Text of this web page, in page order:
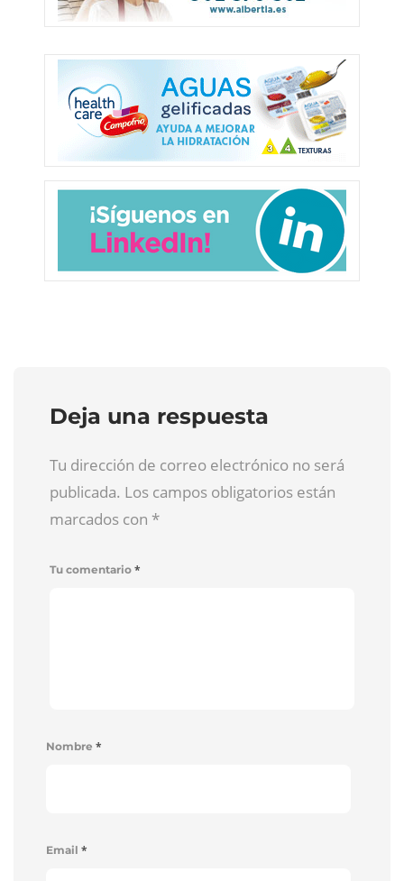
Deja una respuesta
Tu dirección de correo electrónico no será
publicada. Los campos obligatorios están
marcados con *
Tu comentario *
Nombre *
Email *